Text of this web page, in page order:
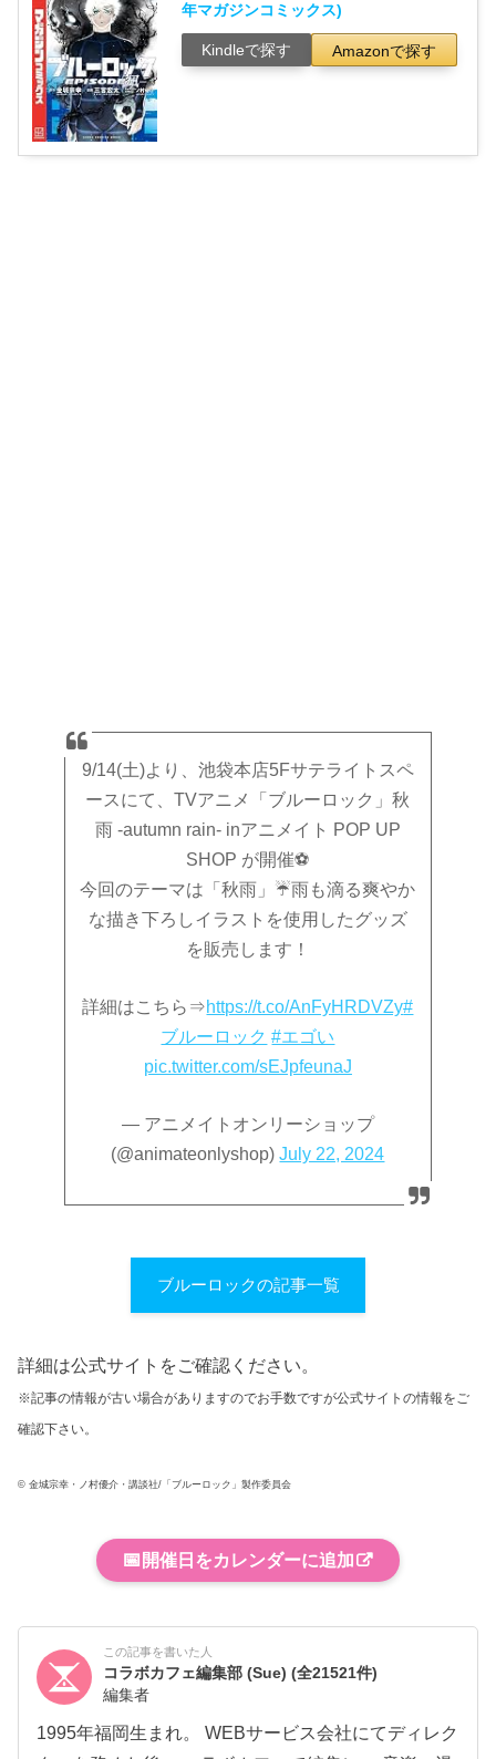
年マガジンコミックス)
Kindleで探す Amazonで探す
9/14(土)より、池袋本店5Fサテライトスペ
ースにて、TVアニメ「ブルーロック」秋
雨 -autumn rain- inアニメイト POP UP
SHOP が開催⚽️
今回のテーマは「秋雨」☔️雨も滴る爽やか
な描き下ろしイラストを使用したグッズ
を販売します！
詳細はこちら⇒https://t.co/AnFyHRDVZy#
ブルーロック #エゴい
pic.twitter.com/sEJpfeunaJ
— アニメイトオンリーショップ
(@animateonlyshop)July 22, 2024
ブルーロックの記事一覧
詳細は公式サイトをご確認ください。
※記事の情報が古い場合がありますのでお手数ですが公式サイトの情報をご
確認下さい。
© 金城宗幸・ノ村優介・講談社/「ブルーロック」製作委員会
📅 開催日をカレンダーに追加
この記事を書いた人
コラボカフェ編集部 (Sue)(全21521件)
編集者
1995年福岡生まれ。 WEBサービス会社にてディレク